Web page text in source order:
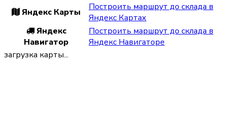
Яндекс Карты
Построить маршрут до склада в
Яндекс Картах
Яндекс
Навигатор
Построить маршрут до склада в
Яндекс Навигаторе
загрузка карты...